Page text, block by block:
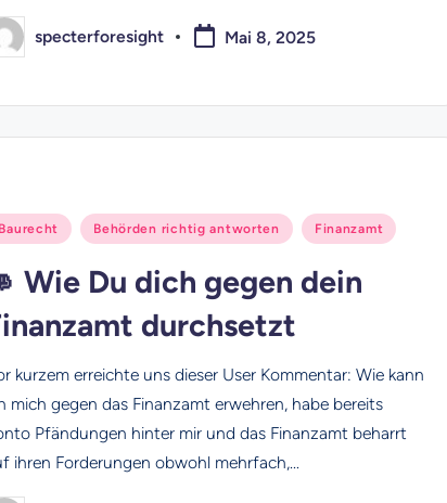
specterforesight Mai 8, 2025
Baurecht Behörden richtig antworten Finanzamt
Wie Du dich gegen dein
durchsetzt
kurzem erreichte uns dieser User Kommentar: Wie kann
mich gegen das Finanzamt erwehren, habe bereits
Pfändungen hinter mir und das Finanzamt beharrt
ihren Forderungen obwohl mehrfach,…